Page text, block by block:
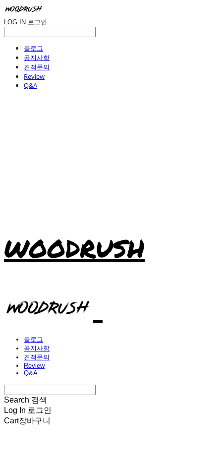
LOG IN 로그인
블로그
공지사항
견적문의
Review
Q&A
WOODRUSH
블로그
공지사항
견적문의
Review
Q&A
Search 검색
Log In 로그인
Cart장바구니